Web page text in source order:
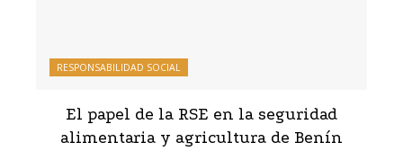
RESPONSABILIDAD SOCIAL
El papel de la RSE en la seguridad
alimentaria y agricultura de Benín